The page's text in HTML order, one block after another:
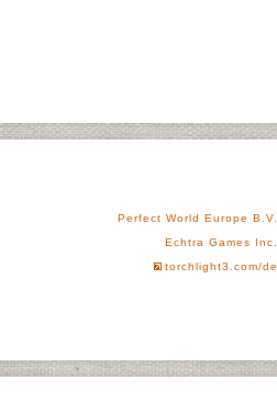
Perfect World Europe B.V.
Echtra Games Inc.
torchlight3.com/de